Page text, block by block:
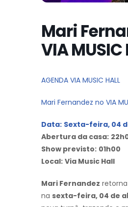
Mari
VIA MUSIC
AGENDA VIA MUSIC HALL
Mari Fernandez no VIA
Data: Sexta-feira, 04
Abertura da casa:
Show previsto: 01h00
Local: Via Music Hall
Mari Fernandez
na sexta-feira, 04 de